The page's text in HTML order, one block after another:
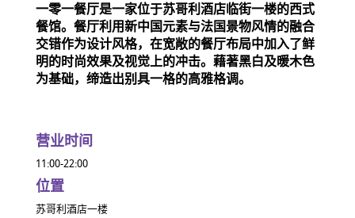
一零一餐厅是一家位于苏哥利酒店临街一楼的西式
餐馆。餐厅利用新中国元素与法国景物风情的融合
交错作为设计风格，在宽敞的餐厅布局中加入了鲜
明的时尚效果及视觉上的冲击。藉著黑白及暖木色
为基础，缔造出别具一格的高雅格调。
营业时间
11:00-22:00
位置
苏哥利酒店一楼